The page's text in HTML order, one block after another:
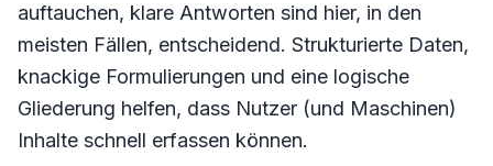
auftauchen, klare Antworten sind hier, in den
meisten Fällen, entscheidend. Strukturierte Daten,
knackige Formulierungen und eine logische
Gliederung helfen, dass Nutzer (und Maschinen)
Inhalte schnell erfassen können.